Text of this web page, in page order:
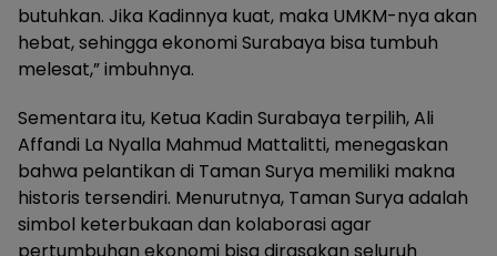
butuhkan. Jika Kadinnya kuat, maka UMKM-nya akan
hebat, sehingga ekonomi Surabaya bisa tumbuh
melesat,” imbuhnya.
Sementara itu, Ketua Kadin Surabaya terpilih, Ali
Affandi La Nyalla Mahmud Mattalitti, menegaskan
bahwa pelantikan di Taman Surya memiliki makna
historis tersendiri. Menurutnya, Taman Surya adalah
simbol keterbukaan dan kolaborasi agar
pertumbuhan ekonomi bisa dirasakan seluruh